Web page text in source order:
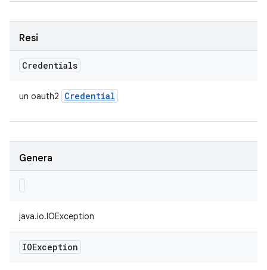
Resi
Credentials
un oauth2 Credential
Genera
java.io.IOException
IOException